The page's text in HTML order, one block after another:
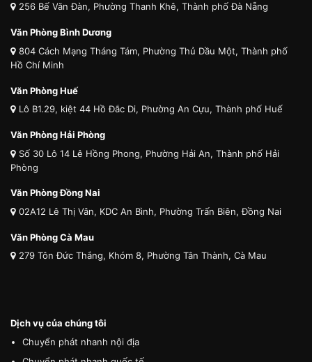
256 Bế Văn Đàn, Phường Thanh Khê, Thành phố Đà Nẵng
Văn Phòng Bình Dương
804 Cách Mạng Tháng Tám, Phường Thủ Dầu Một, Thành phố
Hồ Chí Minh
Văn Phòng Huế
Lô B1.29, kiệt 44 Hồ Đắc Di, Phường An Cựu, Thành phố Huế
Văn Phòng Hải Phòng
Số 30 Lô 14 Lê Hồng Phong, Phường Hải An, Thành phố Hải
Phòng
Văn Phòng Đồng Nai
02A12 Lê Thị Vân, KDC An Bình, Phường Trấn Biên, Đồng Nai
Văn Phòng Cà Mau
279 Tôn Đức Thắng, Khóm 8, Phường Tân Thành, Cà Mau
Dịch vụ của chúng tôi
Chuyển phát nhanh nội địa